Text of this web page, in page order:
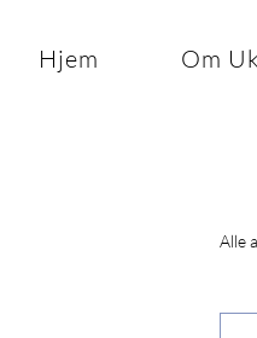
Hjem Om
Alle